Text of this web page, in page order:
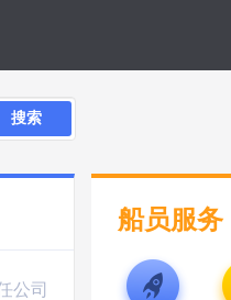
搜索
公司
船员服务